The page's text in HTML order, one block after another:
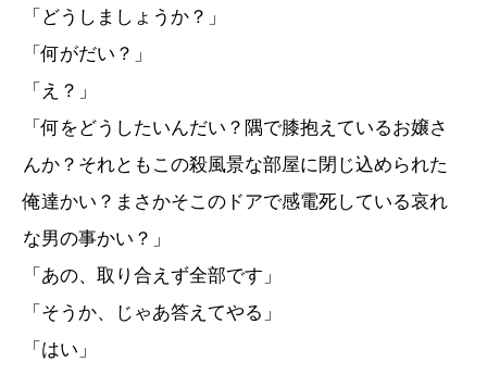
「どうしましょうか？」
「何がだい？」
「え？」
「何をどうしたいんだい？隅で膝抱えているお嬢さ
んか？それともこの殺風景な部屋に閉じ込められた
俺達かい？まさかそこのドアで感電死している哀れ
な男の事かい？」
「あの、取り合えず全部です」
「そうか、じゃあ答えてやる」
「はい」